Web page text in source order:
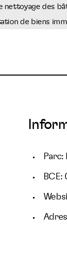
nettoyage des
de biens
Parc:
BCE: